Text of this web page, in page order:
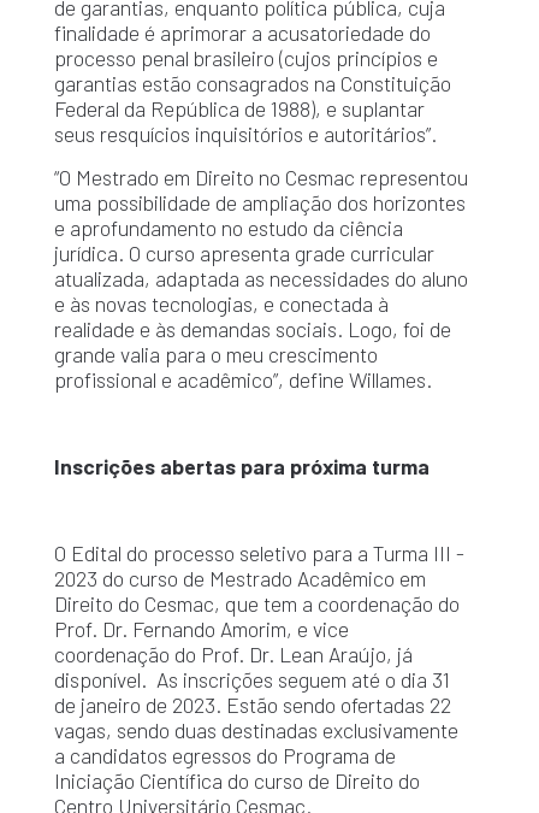
de garantias, enquanto política pública, cuja
finalidade é aprimorar a acusatoriedade do
processo penal brasileiro (cujos princípios e
garantias estão consagrados na Constituição
Federal da República de 1988), e suplantar
seus resquícios inquisitórios e autoritários”.
“O Mestrado em Direito no Cesmac representou
uma possibilidade de ampliação dos horizontes
e aprofundamento no estudo da ciência
jurídica. O curso apresenta grade curricular
atualizada, adaptada as necessidades do aluno
e às novas tecnologias, e conectada à
realidade e às demandas sociais. Logo, foi de
grande valia para o meu crescimento
profissional e acadêmico”, define Willames.
Inscrições abertas para próxima turma
O Edital do processo seletivo para a Turma III -
2023 do curso de Mestrado Acadêmico em
Direito do Cesmac, que tem a coordenação do
Prof. Dr. Fernando Amorim, e vice
coordenação do Prof. Dr. Lean Araújo, já
disponível. As inscrições seguem até o dia 31
de janeiro de 2023. Estão sendo ofertadas 22
vagas, sendo duas destinadas exclusivamente
a candidatos egressos do Programa de
Iniciação Científica do curso de Direito do
Centro Universitário Cesmac.